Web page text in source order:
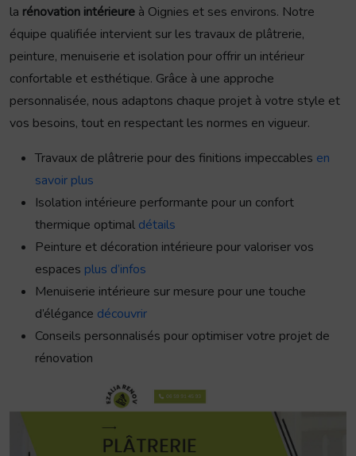
la rénovation intérieure à Oignies et ses environs. Notre
équipe qualifiée intervient sur les travaux de plâtrerie,
peinture, menuiserie et isolation pour offrir un intérieur
confortable et esthétique. Grâce à une approche
personnalisée, nous adaptons chaque projet à votre style et
vos besoins, tout en respectant les normes en vigueur.
Travaux de plâtrerie pour des finitions impeccables en
savoir plus
Isolation intérieure performante pour un confort
thermique optimal détails
Peinture et décoration intérieure pour valoriser vos
espaces plus d’infos
Menuiserie intérieure sur mesure pour une touche
d’élégance découvrir
Conseils personnalisés pour optimiser votre projet de
rénovation